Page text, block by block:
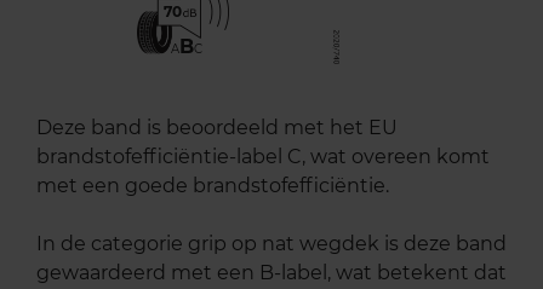
70
ABC
Deze band is beoordeeld met het EU
brandstofefficiëntie-label C, wat overeen komt
met een goede brandstofefficiëntie.
In de categorie grip op nat wegdek is deze band
gewaardeerd met een B-label, wat betekent dat